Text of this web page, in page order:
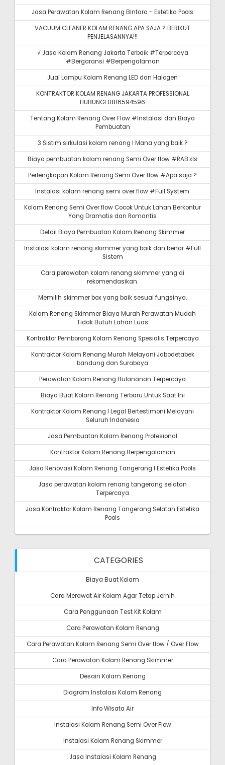
Jasa Perawatan Kolam Renang Bintaro – Estetika Pools
VACUUM CLEANER KOLAM RENANG APA SAJA ? BERIKUT
PENJELASANNYA!!!
√ Jasa Kolam Renang Jakarta Terbaik #Terpercaya
#Bergaransi #Berpengalaman
Jual Lampu Kolam Renang LED dan Halogen
KONTRAKTOR KOLAM RENANG JAKARTA PROFESSIONAL
HUBUNGI 0816594596
Tentang Kolam Renang Over Flow #Instalasi dan Biaya
Pembuatan
3 Sistim sirkulasi kolam renang I Mana yang baik ?
Biaya pembuatan kolam renang Semi Over flow #RAB.xls
Perlengkapan Kolam Renang Semi Over flow #Apa saja ?
Instalasi kolam renang semi over flow #Full System.
Kolam Renang Semi Over flow Cocok Untuk Lahan Berkontur
Yang Dramatis dan Romantis
Detail Biaya Pembuatan Kolam Renang Skimmer
Instalasi kolam renang skimmer yang baik dan benar #Full
Sistem
Cara perawatan kolam renang skimmer yang di
rekomendasikan.
Memilih skimmer box yang baik sesuai fungsinya.
Kolam Renang Skimmer Biaya Murah Perawatan Mudah
Tidak Butuh Lahan Luas
Kontraktor Pemborong Kolam Renang Spesialis Terpercaya
Kontraktor Kolam Renang Murah Melayani Jabodetabek
bandung dan Surabaya
Perawatan Kolam Renang Bulananan Terpercaya
Biaya Buat Kolam Renang Terbaru Untuk Saat Ini
Kontraktor Kolam Renang I Legal Bertestimoni Melayani
Seluruh Indonesia
Jasa Pembuatan Kolam Renang Profesional
Kontraktor Kolam Renang Berpengalaman
Jasa Renovasi Kolam Renang Tangerang I Estetika Pools
Jasa perawatan kolam renang tangerang selatan
Terpercaya
Jasa Kontraktor Kolam Renang Tangerang Selatan Estetika
Pools
CATEGORIES
Biaya Buat Kolam
Cara Merawat Air Kolam Agar Tetap Jernih
Cara Penggunaan Test Kit Kolam
Cara Perawatan Kolam Renang
Cara Perawatan Kolam Renang Semi Over flow / Over Flow
Cara Perawatan Kolam Renang Skimmer
Desain Kolam Renang
Diagram Instalasi Kolam Renang
Info Wisata Air
Instalasi Kolam Renang Semi Over Flow
Instalasi Kolam Renang Skimmer
Jasa Instalasi Kolam Renang